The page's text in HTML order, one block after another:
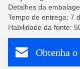
Detalhes da
Tempo de entrega: 7
Habilidade da fonte:
Obtenha